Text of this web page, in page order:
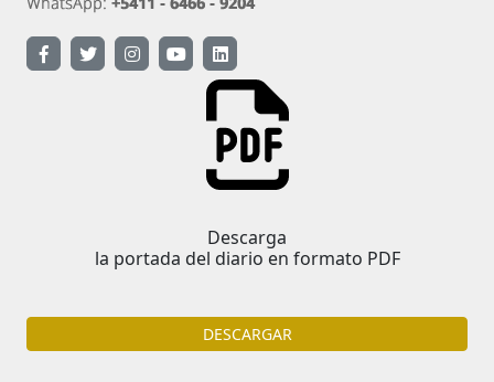
Descarga
la portada del diario en formato PDF
DESCARGAR